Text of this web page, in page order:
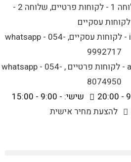
077-4490052 שלוחה 1 - לקוחות פרטיים, שלוחה 2 -
לקוחות עסקיים
info@anakdeal.com - לקוחות עסקיים, whatsapp - 054-
9992717
anakdeal@gmail.com - לקוחות פרטיים , whatsapp - 054-
8074950
שישי: - 9:00 - 15:00
להצעת מחיר אישית